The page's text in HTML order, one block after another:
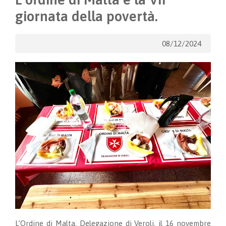
giornata della povertà.
08/12/2024
L’Ordine di Malta, Delegazione di Veroli, il 16 novembre